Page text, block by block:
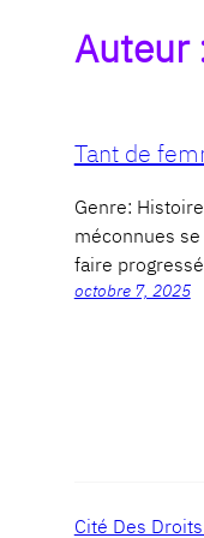
Auteur
Tant de
Genre:
méconnues
faire
octobre 7, 2025
Cité Des